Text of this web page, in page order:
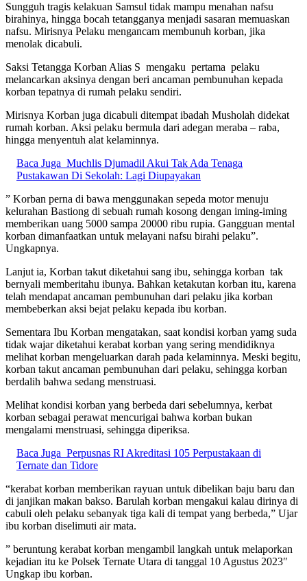
Sungguh tragis kelakuan Samsul tidak mampu menahan nafsu
birahinya, hingga bocah tetangganya menjadi sasaran memuaskan
nafsu. Mirisnya Pelaku mengancam membunuh korban, jika
menolak dicabuli.
Saksi Tetangga Korban Alias S mengaku pertama pelaku
melancarkan aksinya dengan beri ancaman pembunuhan kepada
korban tepatnya di rumah pelaku sendiri.
Mirisnya Korban juga dicabuli ditempat ibadah Musholah didekat
rumah korban. Aksi pelaku bermula dari adegan meraba – raba,
hingga menyentuh alat kelaminnya.
Baca Juga Muchlis Djumadil Akui Tak Ada Tenaga
Pustakawan Di Sekolah: Lagi Diupayakan
” Korban perna di bawa menggunakan sepeda motor menuju
kelurahan Bastiong di sebuah rumah kosong dengan iming-iming
memberikan uang 5000 sampa 20000 ribu rupia. Gangguan mental
korban dimanfaatkan untuk melayani nafsu birahi pelaku”.
Ungkapnya.
Lanjut ia, Korban takut diketahui sang ibu, sehingga korban tak
bernyali memberitahu ibunya. Bahkan ketakutan korban itu, karena
telah mendapat ancaman pembunuhan dari pelaku jika korban
membeberkan aksi bejat pelaku kepada ibu korban.
Sementara Ibu Korban mengatakan, saat kondisi korban yamg suda
tidak wajar diketahui kerabat korban yang sering mendidiknya
melihat korban mengeluarkan darah pada kelaminnya. Meski begitu,
korban takut ancaman pembunuhan dari pelaku, sehingga korban
berdalih bahwa sedang menstruasi.
Melihat kondisi korban yang berbeda dari sebelumnya, kerbat
korban sebagai perawat mencurigai bahwa korban bukan
mengalami menstruasi, sehingga diperiksa.
Baca Juga Perpusnas RI Akreditasi 105 Perpustakaan di
Ternate dan Tidore
“kerabat korban memberikan rayuan untuk dibelikan baju baru dan
di janjikan makan bakso. Barulah korban mengakui kalau dirinya di
cabuli oleh pelaku sebanyak tiga kali di tempat yang berbeda,” Ujar
ibu korban diselimuti air mata.
” beruntung kerabat korban mengambil langkah untuk melaporkan
kejadian itu ke Polsek Ternate Utara di tanggal 10 Agustus 2023″
Ungkap ibu korban.